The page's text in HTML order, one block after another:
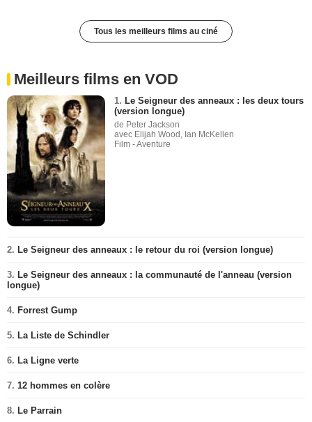
Tous les meilleurs films au ciné
Meilleurs films en VOD
1. Le Seigneur des anneaux : les deux tours
(version longue)
de Peter Jackson
avec Elijah Wood, Ian McKellen
Film - Aventure
2. Le Seigneur des anneaux : le retour du roi (version longue)
3. Le Seigneur des anneaux : la communauté de l'anneau (version
longue)
4. Forrest Gump
5. La Liste de Schindler
6. La Ligne verte
7. 12 hommes en colère
8. Le Parrain